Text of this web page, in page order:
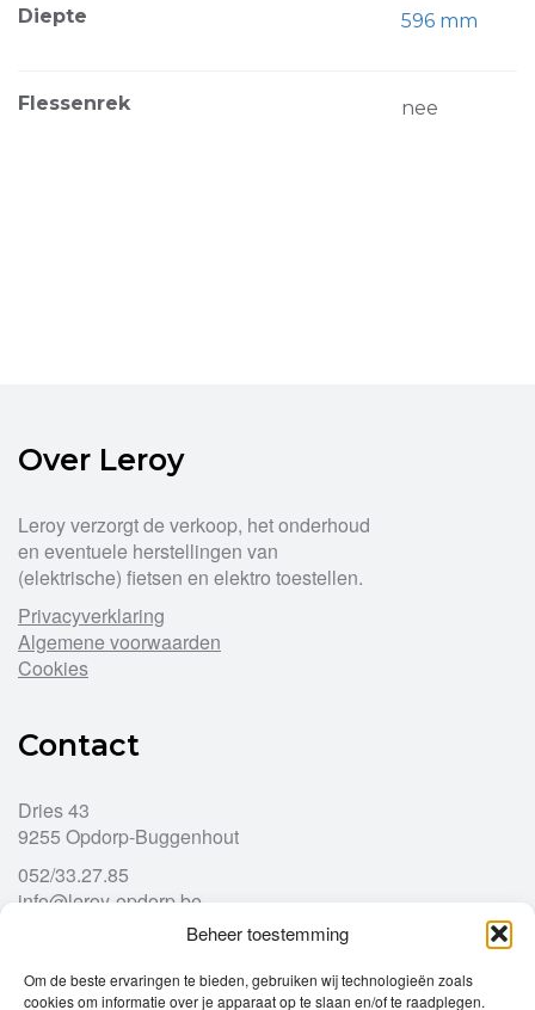
Beheer toestemming
Om de beste ervaringen te bieden, gebruiken wij technologieën zoals
cookies om informatie over je apparaat op te slaan en/of te raadplegen.
Diepte 596 mm
Flessenrek nee
Over Leroy
Leroy verzorgt de verkoop, het onderhoud
en eventuele herstellingen van
(elektrische) fietsen en elektro toestellen.
Privacyverklaring
Algemene voorwaarden
Cookies
Contact
Dries 43
9255 Opdorp-Buggenhout
052/33.27.85
info@leroy-opdorp.be
Openingsuren